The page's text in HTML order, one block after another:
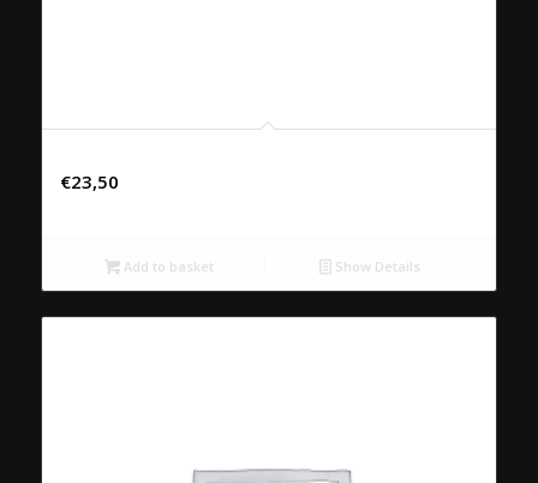
€23,50
Add to basket Show Details